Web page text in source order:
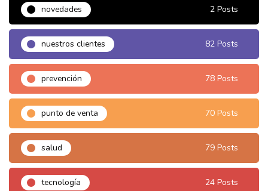
novedades 2 Posts
nuestros clientes 82 Posts
prevención 78 Posts
punto de venta 70 Posts
salud 79 Posts
tecnología 24 Posts